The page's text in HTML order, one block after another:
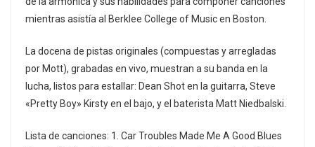
mientras asistía al Berklee College of Music en Boston.
La docena de pistas originales (compuestas y arregladas
por Mott), grabadas en vivo, muestran a su banda en la
lucha, listos para estallar: Dean Shot en la guitarra, Steve
«Pretty Boy» Kirsty en el bajo, y el baterista Matt Niedbalski.
Lista de canciones: 1. Car Troubles Made Me A Good Blues